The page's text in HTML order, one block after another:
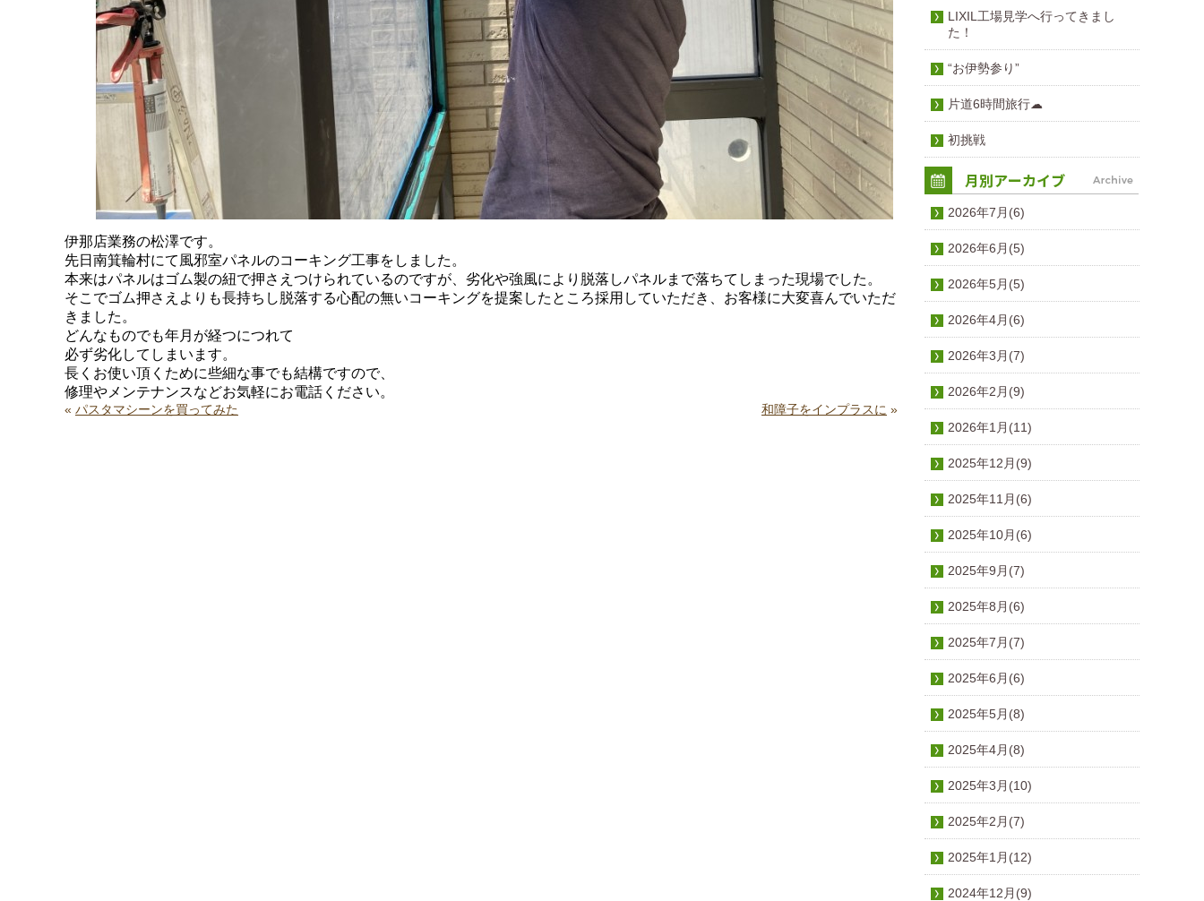
伊那店業務の松澤です。
先日南箕輪村にて風邪室パネルのコーキング工事をしました。
本来はパネルはゴム製の紐で押さえつけられているのですが、劣化や強風により脱落しパネルまで落ちてしまった現場でした。
そこでゴム押さえよりも長持ちし脱落する心配の無いコーキングを提案したところ採用していただき、お客様に大変喜んでいただ
きました。
どんなものでも年月が経つにつれて
必ず劣化してしまいます。
長くお使い頂くために些細な事でも結構ですので、
修理やメンテナンスなどお気軽にお電話ください。
« パスタマシーンを買ってみた 和障子をインプラスに »
LIXIL工場見学へ行ってきまし
た！
“お伊勢参り”
片道6時間旅行☁
初挑戦
2026年7月(6)
2026年6月(5)
2026年5月(5)
2026年4月(6)
2026年3月(7)
2026年2月(9)
2026年1月(11)
2025年12月(9)
2025年11月(6)
2025年10月(6)
2025年9月(7)
2025年8月(6)
2025年7月(7)
2025年6月(6)
2025年5月(8)
2025年4月(8)
2025年3月(10)
2025年2月(7)
2025年1月(12)
2024年12月(9)